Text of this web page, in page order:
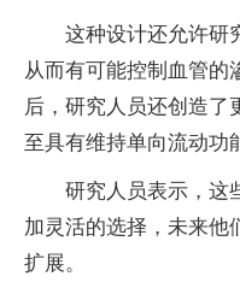
这种设计还允许研
从而有可能控制血管的
后，研究人员还创造了
至具有维持单向流动功
研究人员表示，这
加灵活的选择，未来他
扩展。